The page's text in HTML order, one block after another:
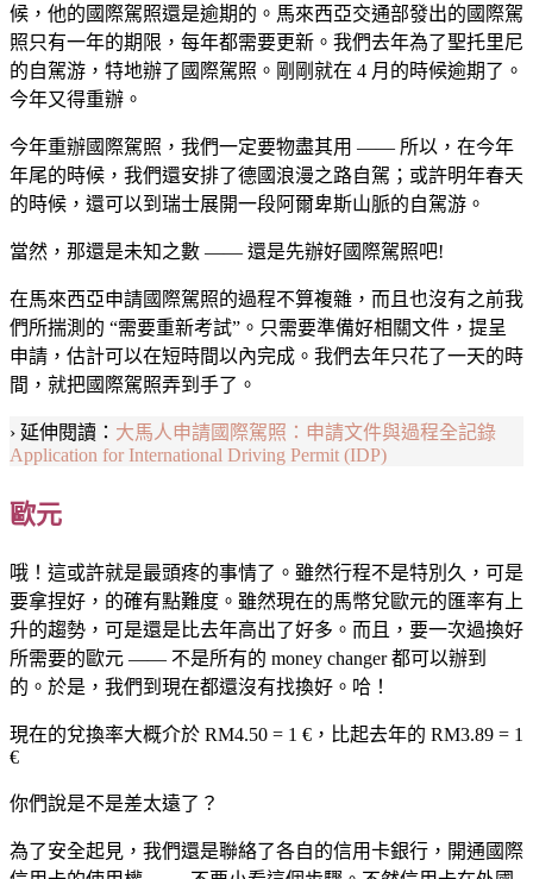
候，他的國際駕照還是逾期的。馬來西亞交通部發出的國際駕
照只有一年的期限，每年都需要更新。我們去年為了聖托里尼
的自駕游，特地辦了國際駕照。剛剛就在 4 月的時候逾期了。
今年又得重辦。
今年重辦國際駕照，我們一定要物盡其用 —— 所以，在今年
年尾的時候，我們還安排了德國浪漫之路自駕；或許明年春天
的時候，還可以到瑞士展開一段阿爾卑斯山脈的自駕游。
當然，那還是未知之數 —— 還是先辦好國際駕照吧!
在馬來西亞申請國際駕照的過程不算複雜，而且也沒有之前我
們所揣測的 “需要重新考試”。只需要準備好相關文件，提呈
申請，估計可以在短時間以內完成。我們去年只花了一天的時
間，就把國際駕照弄到手了。
› 延伸閱讀： 大馬人申請國際駕照：申請文件與過程全記錄
Application for International Driving Permit (IDP)
歐元
哦！這或許就是最頭疼的事情了。雖然行程不是特別久，可是
要拿捏好，的確有點難度。雖然現在的馬幣兌歐元的匯率有上
升的趨勢，可是還是比去年高出了好多。而且，要一次過換好
所需要的歐元 —— 不是所有的 money changer 都可以辦到
的。於是，我們到現在都還沒有找換好。哈！
現在的兌換率大概介於 RM4.50 = 1 €，比起去年的 RM3.89 = 1
€
你們說是不是差太遠了？
為了安全起見，我們還是聯絡了各自的信用卡銀行，開通國際